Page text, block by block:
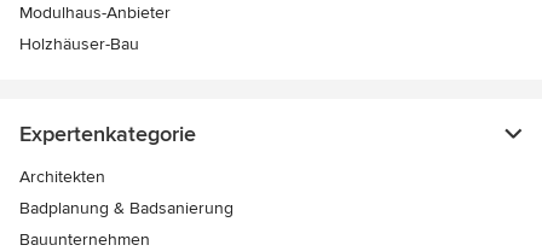
Modulhaus-Anbieter
Holzhäuser-Bau
Expertenkategorie
Architekten
Badplanung & Badsanierung
Bauunternehmen